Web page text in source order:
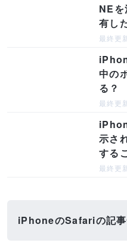
NE
有し
最終更
中の
る？
最終更
示さ
する
最終更
iPhoneのSafariの記